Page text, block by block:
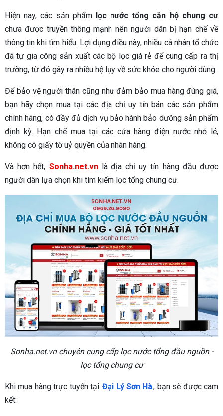
Hiện nay, các sản phẩm lọc nước tổng căn hộ chung cư
chưa được truyền thông mạnh nên người dân bị hạn chế về
thông tin khi tìm hiểu. Lợi dụng điều này, nhiều cá nhân tổ chức
đã tự gia công sản xuất các bộ lọc giá rẻ để cung cấp ra thị
trường, từ đó gây ra nhiều hệ lụy về sức khỏe cho người dùng.
Để bảo vệ người thân cũng như đảm bảo mua hàng đúng giá,
bạn hãy chọn mua tại các địa chỉ uy tín bán các sản phẩm
chính hãng, có đầy đủ dịch vụ bảo hành bảo dưỡng sản phẩm
định kỳ. Hạn chế mua tại các cửa hàng điện nước nhỏ lẻ,
không có giấy tờ uỷ quyền của nhãn hàng.
Và hơn hết, Sonha.net.vnlà địa chỉ uy tín hàng đầu được
người dân lựa chọn khi tìm kiếm lọc tổng chung cư.
Sonha.net.vn chuyên cung cấp lọc nước tổng đầu nguồn -
lọc tổng chung cư
Khi mua hàng trực tuyến tại Đại Lý Sơn Hà, bạn sẽ được cam
kết: